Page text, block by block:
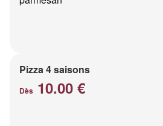
Pizza 4 saisons
Dès 10.00 €